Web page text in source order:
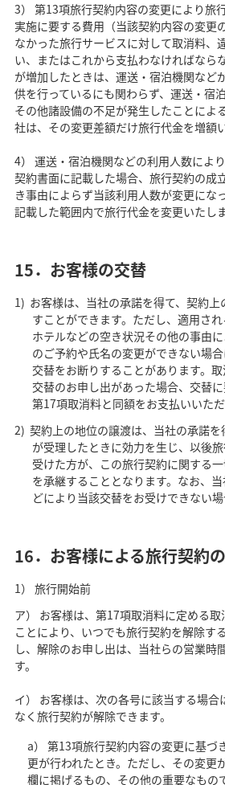
3） 第13項旅行契約内容の変更により旅
実施に要する費用（当該契約内容の変更
なかった旅行サービスに対して取消料、
い、またはこれから支払わなければなら
が増加したときは、運送・宿泊機関など
供を行っているにも関わらず、運送・宿
その他諸設備の不足が発生したことによ
社は、その変更差額だけ旅行代金を増額
4） 運送・宿泊機関などの利用人数によ
契約書面に記載した場合、旅行契約の成
き事由によらず当該利用人数が変更にな
記載した範囲内で旅行代金を変更いたしま
15．お客様の交替
お客様は、当社の承諾を得て、契約
すことができます。ただし、適用さ
ホテルなどの空き状況その他の事由
のご予約や氏名の変更ができない場
交替をお断りすることがあります。
交替のお申し出があった場合、交替に
第17項取消料と同額をお支払いいただ
契約上の地位の譲渡は、当社の承諾
が受理したときに効力を生じ、以後
受けた方が、この旅行契約に関する
を承継することとなります。なお、
どにより当該交替をお受けできない場
16．お客様による旅行契約
1） 旅行開始前
ア） お客様は、第17項取消料に定める取
ことにより、いつでも旅行契約を解除す
し、解除のお申し出は、当社らの営業時
す。
イ） お客様は、次の各号に該当する場合
なく旅行契約が解除できます。
a） 第13項旅行契約内容の変更に基づ
更が行われたとき。ただし、その変更
欄に掲げるもの、その他の重要なもの